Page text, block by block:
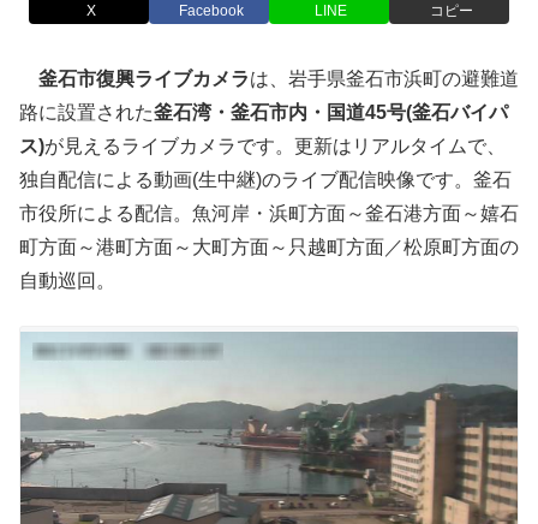
X Facebook LINE コピー
釜石市復興ライブカメラは、岩手県釜石市浜町の避難道
路に設置された釜石湾・釜石市内・国道45号(釜石バイパ
ス)が見えるライブカメラです。更新はリアルタイムで、
独自配信による動画(生中継)のライブ配信映像です。釜石
市役所による配信。魚河岸・浜町方面～釜石港方面～嬉石
町方面～港町方面～大町方面～只越町方面／松原­町方面の
自動巡回。